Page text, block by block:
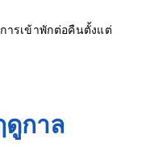
ารเข้าพักต่อคืนตั้งแต่
กาล